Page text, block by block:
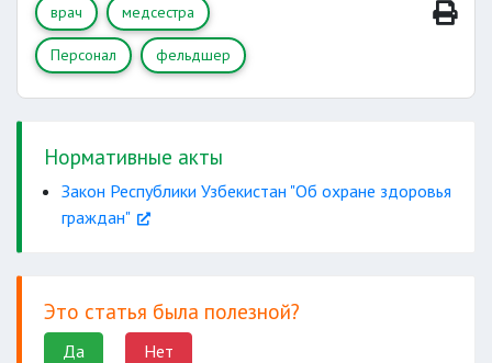
врач медсестра
Персонал фельдшер
Нормативные акты
Закон Республики Узбекистан "Об охране здоровья
граждан"
Это статья была полезной?
Да Нет